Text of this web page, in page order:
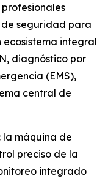
seguridad para
ecosistema integral
diagnóstico por
(EMS),
central de
la máquina de
preciso de la
integrado